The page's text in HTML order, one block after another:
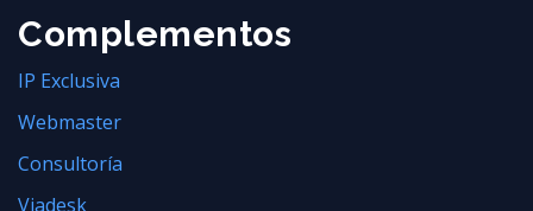
Complementos
IP Exclusiva
Webmaster
Consultoría
Viadesk